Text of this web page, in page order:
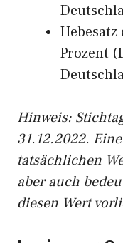
Prozent
Hinweis:
31.12.2022.
tatsächlichen
aber auch
diesen Wert